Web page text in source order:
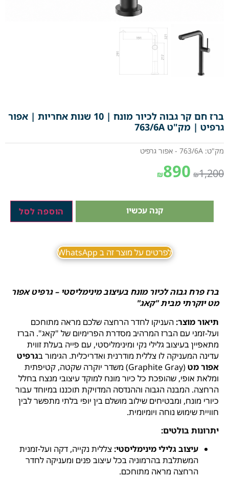
ברז חם קר גבוה לכיור מונח | 10 שנות אחריות | אפור
גרפיט | מק"ט 763/6A
מק"ט: 763/6A - אפור גרפיט
₪1,200
₪890
קנה עכשיו הוספה לסל
לפרטים על מוצר זה ב WhatsApp
ברז פרח גבוה לכיור מונח בעיצוב מינימליסטי – גרפיט אפור
מט יוקרתי מבית "קאג"
תיאור מוצר:העניקו לחדר הרחצה שלכם מראה מתוחכם
ועל-זמני עם הברז המרהיב מסדרת הפרימיום של "קאג". הברז
מתאפיין בעיצוב גלילי נקי ומינימליסטי, עם פייה בעלת זווית
עדינה המעניקה לו צללית מודרנית ואדריכלית. הגימור בגרפיט
אפור מט
(Graphite Gray) משדר יוקרה שקטה, קטיפתית
ומלאת אופי, שהופכת כל כיור מונח למוקד עיצובי מנצח בחלל
הרחצה. המבנה הגבוה וההנדסה המדויקת תוכננו במיוחד עבור
כיורי מונח, ומבטיחים שילוב מושלם בין יופי בלתי מתפשר לבין
חוויית שימוש נוחה ויומיומית.
יתרונות בולטים:
עיצוב גלילי מינימליסטי:צללית נקייה, דקה ועל-זמנית
המשתלבת בהרמוניה בכל עיצוב פנים ומעניקה לחדר
הרחצה מראה מתוחכם.